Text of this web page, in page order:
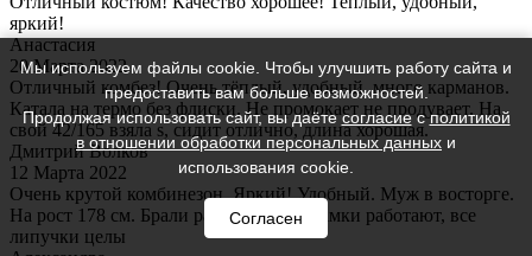
яркий!
Анастасия
20 Марта 2022
Отличный комбез! Очень тёплый, удобный, много карманов.
Катала на термо без флиски. Не промокает не продувает. На
свой 42/165 взяла s, сидит отлично, длина хорошая.
Дмитрий Волков
12 Марта 2022
Очень крутой комбинезон. Яркий! Удобный. Муж в восторге.
На рост 178 см. Брали размер М. Все замки работают, все
липучки целы
Мы используем файлы cookie. Чтобы улучшить работу сайта и
предоставить вам больше возможностей.
Продолжая использовать сайт, вы даётесогласиесполитикой
в отношении обработки персональных данных и
использования cookie.
Согласен